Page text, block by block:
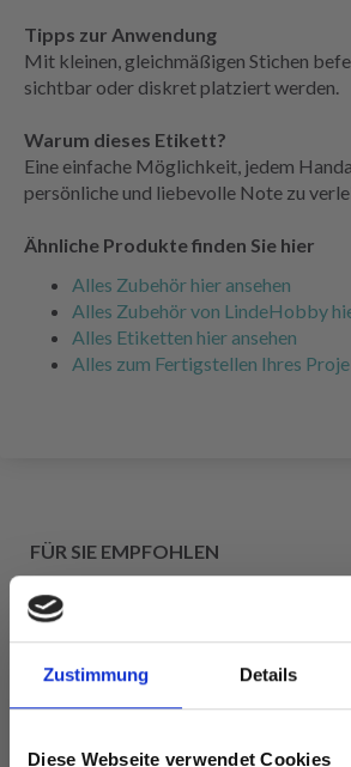
Zustimmung Details
Diese Webseite verwendet Cookies
Tipps zur Anwendung
Mit kleinen, gleichmäßigen Stichen
sichtbar oder diskret platziert werden.
Warum dieses Etikett?
Eine einfache Möglichkeit, jedem
persönliche und liebevolle Note zu
Ähnliche Produkte finden Sie hier
Alles Zubehör hier ansehen
Alles Zubehör von LindeHobby
Alles Etiketten hier ansehen
Alles zum Fertigstellen Ihres
FÜR SIE EMPFOHLEN